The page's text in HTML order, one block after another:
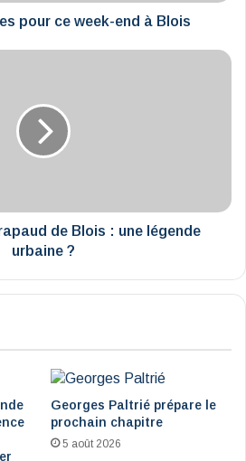
pour ce week-end à Blois
de Blois : une légende
urbaine ?
Georges Paltrié prépare le
prochain chapitre
5 août 2026